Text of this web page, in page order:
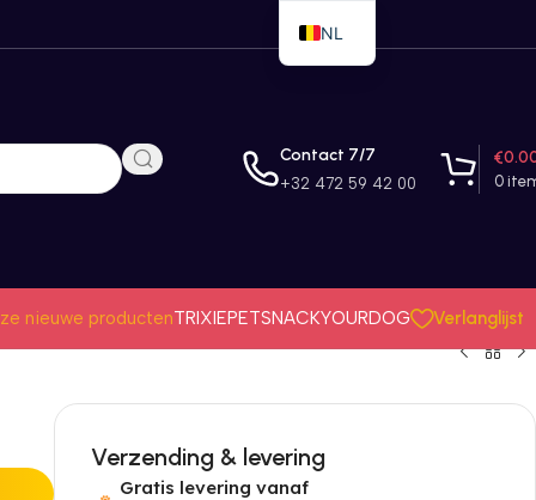
Contact 7/7
+32 472 59 42 00 0
€
nieuwe productenTRIXIEPETSNACKYOURDOG
Verlanglijst
Verzending & levering
Gratis levering vanaf
NL
EN